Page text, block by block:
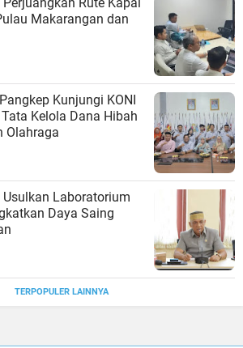
Makarangan dan
Kunjungi KONI
Kelola Dana Hibah
Olahraga
Usulkan Laboratorium
Daya Saing
TERPOPULER LAINNYA